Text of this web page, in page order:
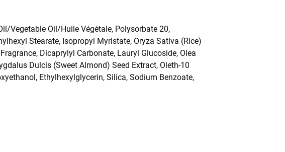
Vegetable Oil/Huile Végétale, Polysorbate 20,
Stearate, Isopropyl Myristate, Oryza Sativa (Rice)
Dicaprylyl Carbonate, Lauryl Glucoside, Olea
Dulcis (Sweet Almond) Seed Extract, Oleth-10
Ethylhexylglycerin, Silica, Sodium Benzoate,